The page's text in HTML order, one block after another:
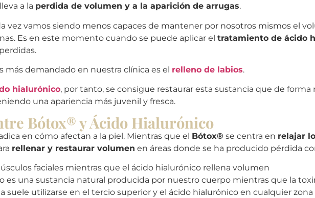
a la perdida de volumen y a la aparición de arrugas.
vez vamos siendo menos capaces de mantener por nosotros mismos el
Es en este momento cuando se puede aplicar el tratamiento de ácido
más demandado en nuestra clínica es el relleno de labios.
hialurónico, por tanto, se consigue restaurar esta sustancia que de
una apariencia más juvenil y fresca.
Bótox® y Ácido Hialurónico
en cómo afectan a la piel. Mientras que el Bótox® se centra en relajar
rellenar y restaurar volumen en áreas donde se ha producido pérdida
faciales mientras que el ácido hialurónico rellena volumen
es una sustancia natural producida por nuestro cuerpo mientras que la
suele utilizarse en el tercio superior y el ácido hialurónico en cualquier zona